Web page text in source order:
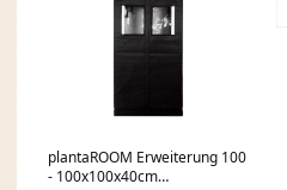
plantaROOM Erweiterung 100
- 100x100x40cm